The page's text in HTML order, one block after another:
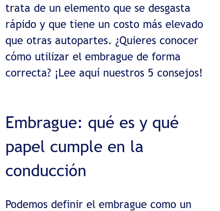
trata de un elemento que se desgasta
rápido y que tiene un costo más elevado
que otras autopartes. ¿Quieres conocer
cómo utilizar el embrague de forma
correcta? ¡Lee aquí nuestros 5 consejos!
Embrague: qué es y qué
papel cumple en la
conducción
Podemos definir el embrague como un